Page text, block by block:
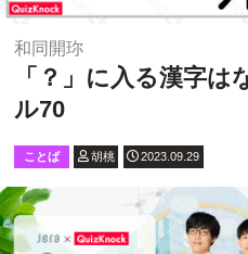
和同開珎
「？」に入る漢字
ル70
ことば 胡桃 2023.09.29